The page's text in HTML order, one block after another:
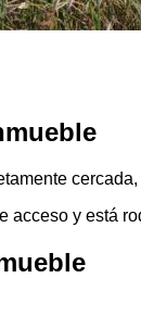
acceso y está